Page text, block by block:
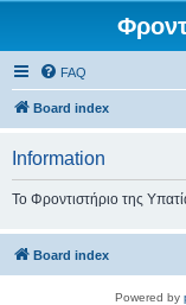
FAQ
Board index
Information
Το Φροντιστήριο της
Board index
Powered by